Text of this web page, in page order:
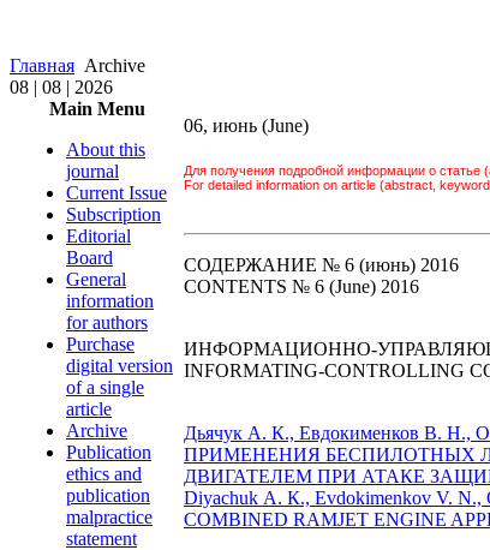
Главная Archive
08 | 08 | 2026
Main Menu
About this
journal
Current Issue
Subscription
Editorial
Board
General
information
for authors
Purchase
digital version
of a single
article
Archive
Publication
ethics and
publication
malpractice
statement
06, июнь (June)
Для получения подробной информации о статье
For detailed information on article (abstract,
СОДЕРЖАНИЕ № 6 (июнь) 2016
CONTENTS № 6 (June) 2016
ИНФОРМАЦИОННО-
INFORMATING-CONTROLLING
Дьячук А. К., Евдокименков В.
ПРИМЕНЕНИЯ БЕСПИЛОТНЫХ
ДВИГАТЕЛЕМ ПРИ АТАКЕ
Diyachuk А. К., Evdokimenkov V.
COMBINED RAMJET ENGINE